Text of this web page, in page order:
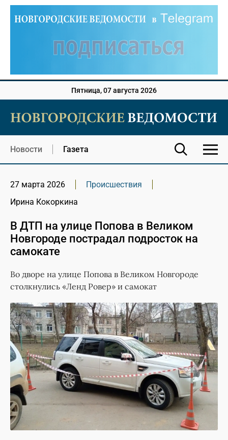
Пятница, 07 августа 2026
Новости Газета
27 марта 2026
Происшествия
Ирина Кокоркина
В ДТП на улице Попова в Великом
Новгороде пострадал подросток на
самокате
Во дворе на улице Попова в Великом Новгороде
столкнулись «Ленд Ровер» и самокат